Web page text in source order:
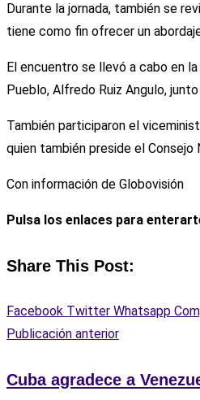
Durante la jornada, también se
tiene como fin ofrecer un
El encuentro se llevó a cabo en
Pueblo, Alfredo Ruiz Angulo,
También participaron el
quien también preside el
Con información de Globovisión
Pulsa los enlaces para
Share This Post:
Facebook Twitter Whatsapp
Publicación anterior
Cuba agradece a